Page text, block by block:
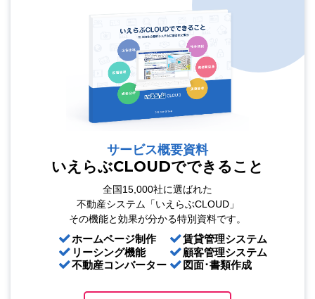
サービス概要資料
いえらぶCLOUDでできること
全国15,000社に選ばれた
不動産システム「いえらぶCLOUD」
その機能と効果が分かる特別資料です。
ホームページ制作
リーシング機能
不動産コンバーター
賃貸管理システム
顧客管理システム
図面･書類作成